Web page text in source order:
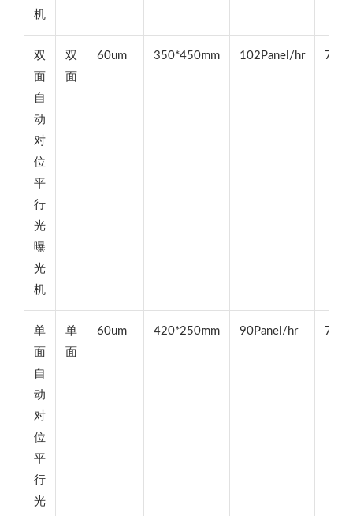
机
双
面
自
动
对
位
平
行
光
曝
光
机
双
面
60um 350*450mm 102Panel/hr
单
面
自
动
对
位
平
行
光
单
面
60um 420*250mm 90Panel/hr